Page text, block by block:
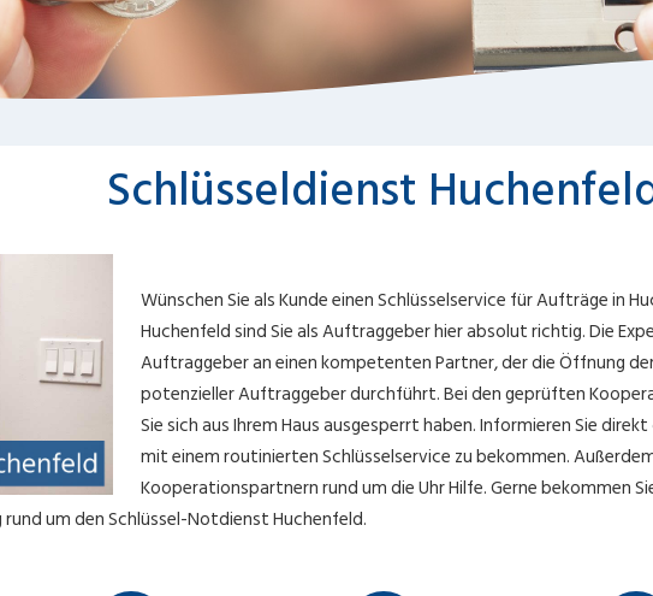
Schlüsseldienst
Wünschen Sie als Kunde einen Schlüsselservice für Aufträge in
Huchenfeld sind Sie als Auftraggeber hier absolut richtig. Die
Auftraggeber an einen kompetenten Partner, der die Öffnung
potenzieller Auftraggeber durchführt. Bei den geprüften
Sie sich aus Ihrem Haus ausgesperrt haben. Informieren Sie
mit einem routinierten Schlüsselservice zu bekommen.
Kooperationspartnern rund um die Uhr Hilfe. Gerne bekommen
um den Schlüssel-Notdienst Huchenfeld.